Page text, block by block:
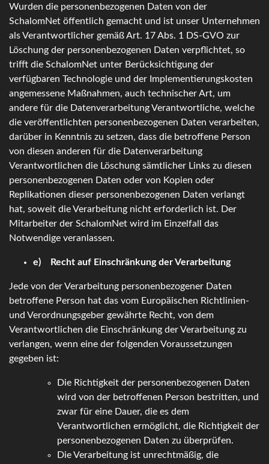
Wurden die personenbezogenen Daten von der
SchalomNet öffentlich gemacht und ist unser Unternehmen
als Verantwortlicher gemäß Art. 17 Abs. 1 DS-GVO zur
Löschung der personenbezogenen Daten verpflichtet, so
trifft die SchalomNet unter Berücksichtigung der
verfügbaren Technologie und der Implementierungskosten
angemessene Maßnahmen, auch technischer Art, um
andere für die Datenverarbeitung Verantwortliche, welche
die veröffentlichten personenbezogenen Daten verarbeiten,
darüber in Kenntnis zu setzen, dass die betroffene Person
von diesen anderen für die Datenverarbeitung
Verantwortlichen die Löschung sämtlicher Links zu diesen
personenbezogenen Daten oder von Kopien oder
Replikationen dieser personenbezogenen Daten verlangt
hat, soweit die Verarbeitung nicht erforderlich ist. Der
Mitarbeiter der SchalomNet wird im Einzelfall das
Notwendige veranlassen.
e) Recht auf Einschränkung der Verarbeitung
Jede von der Verarbeitung personenbezogener Daten
betroffene Person hat das vom Europäischen Richtlinien-
und Verordnungsgeber gewährte Recht, von dem
Verantwortlichen die Einschränkung der Verarbeitung zu
verlangen, wenn eine der folgenden Voraussetzungen
gegeben ist:
Die Richtigkeit der personenbezogenen Daten
wird von der betroffenen Person bestritten, und
zwar für eine Dauer, die es dem
Verantwortlichen ermöglicht, die Richtigkeit der
personenbezogenen Daten zu überprüfen.
Die Verarbeitung ist unrechtmäßig, die